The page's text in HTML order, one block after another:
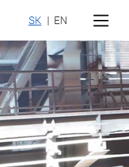
SK | EN